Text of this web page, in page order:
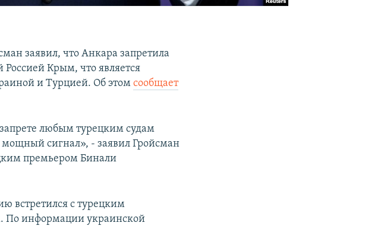
заявил, что Анкара запретила
Крым, что является
и Турцией. Об этомсообщает
любым турецким судам
сигнал», - заявил Гройсман
премьером Бинали
встретился с турецким
По информации украинской